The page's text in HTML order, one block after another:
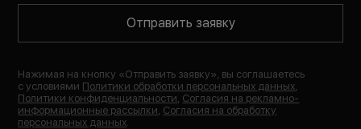
Отправить заявку
Нажимая на кнопку «Отправить заявку», вы соглашаетесь
с условиями Политики обработки персональных данных
Политики конфиденциальности Согласия на рекламно-
информационные рассылки Согласия на обработку
персональных данных